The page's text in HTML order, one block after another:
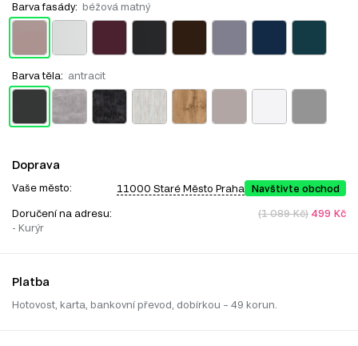
Barva fasády: béžová matný
Barva těla: antracit
Doprava
Vaše město: 11000 Staré Město Praha Navštivte obchod
Doručení na adresu:
- Kurýr
(1 089 Kč) 499 Kč
Platba
Hotovost, karta, bankovní převod, dobírkou – 49 korun.